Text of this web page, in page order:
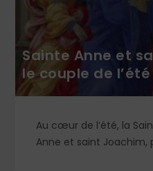
Sainte Anne et
le couple de l’été
Au cœur de l’été, la
Anne et saint Joachim,